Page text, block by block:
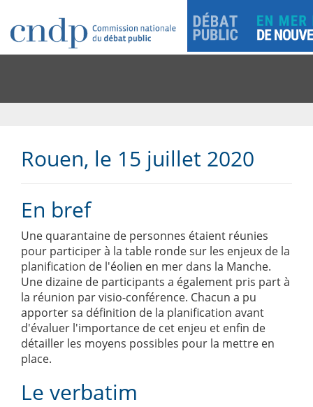
Rouen, le 15 juillet 2020
En bref
Une quarantaine de personnes étaient réunies
pour participer à la table ronde sur les enjeux de la
planification de l'éolien en mer dans la Manche.
Une dizaine de participants a également pris part à
la réunion par visio-conférence. Chacun a pu
apporter sa définition de la planification avant
d'évaluer l'importance de cet enjeu et enfin de
détailler les moyens possibles pour la mettre en
place.
Le verbatim